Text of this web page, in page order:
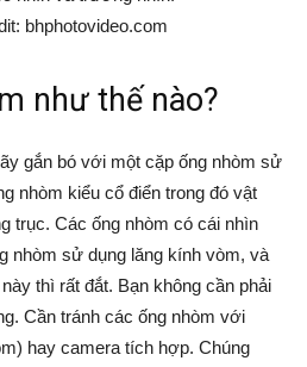
bhphotovideo.com
như thế nào?
gắn bó với một cặp ống nhòm sử
nhòm kiểu cổ điển trong đó vật
trục. Các ống nhòm có cái nhìn
nhòm sử dụng lăng kính vòm, và
thì rất đắt. Bạn không cần phải
Cần tránh các ống nhòm với
hay camera tích hợp. Chúng